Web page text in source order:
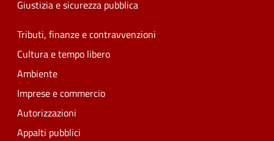
Giustizia e sicurezza pubblica
Tributi, finanze e contravvenzioni
Cultura e tempo libero
Ambiente
Imprese e commercio
Autorizzazioni
Appalti pubblici